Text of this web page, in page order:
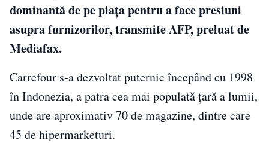
dominantă de pe piaţa pentru a face presiuni
asupra furnizorilor, transmite AFP, preluat de
Mediafax.
Carrefour s-a dezvoltat puternic începând cu 1998
în Indonezia, a patra cea mai populată ţară a lumii,
unde are aproximativ 70 de magazine, dintre care
45 de hipermarketuri.